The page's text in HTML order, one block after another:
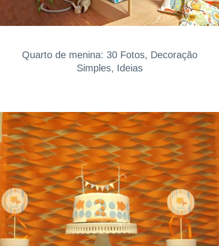
Quarto de menina: 30 Fotos, Decoração
Simples, Ideias